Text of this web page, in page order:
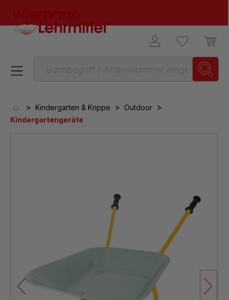
> Kindergarten & Krippe > Outdoor >
Kindergartengeräte